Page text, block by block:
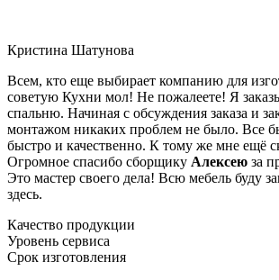
Кристина Шатунова
Всем, кто еще выбирает компанию для
советую Кухни мол! Не пожалеете! Я
спальню. Начиная с обсуждения заказа и
монтажом никаких проблем не было. Все
быстро и качественно. К тому же мне ещё
Огромное спасибо сборщику Алексею за
Это мастер своего дела! Всю мебель буду
здесь.
Качество продукции
Уровень сервиса
Срок изготовления